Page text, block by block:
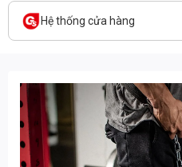
Hệ thống cửa hàng